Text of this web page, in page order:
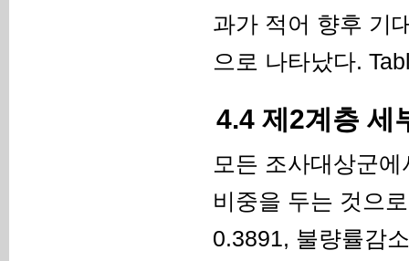
과가 적어 향후 기
으로 나타났다.
4.4 제2계층 세
모든 조사대상군
비중을 두는 것으
0.3891, 불량률감